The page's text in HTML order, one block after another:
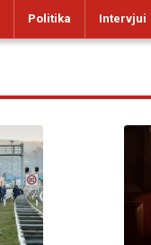
Politika Intervjui